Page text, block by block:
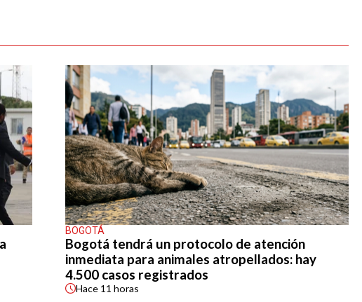
BOGOTÁ
Bogotá tendrá un protocolo de atención
inmediata para animales atropellados: hay
4.500 casos registrados
Hace 11 horas